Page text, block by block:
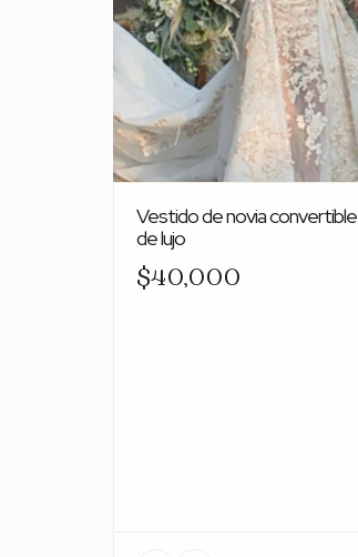
Vestido de novia convertible
de lujo
$40,000